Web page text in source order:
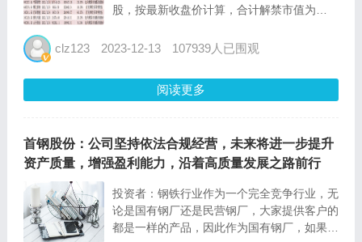
股，按最新收盘价计算，合计解禁市值为
37.33%。 从解禁股情况来看，联泓新科
clz123 2023-12-13 107939人已围观
阅读更多
首钢股份：公司坚持依法合规经营，未来将进一步提升
资产质量，增强盈利能力，沿着高质量发展之路前行
投资者：钢铁行业作为一个完全竞争行业，无
论是国有钢厂还是民营钢厂，大家提供客户的
都是一样的产品，因此作为国有钢厂，如果不